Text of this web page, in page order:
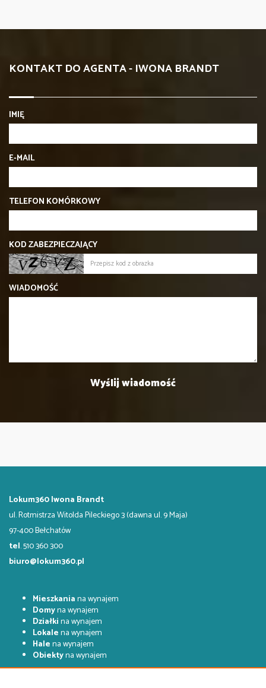
KONTAKT DO AGENTA - IWONA BRANDT
IMIĘ
E-MAIL
TELEFON KOMÓRKOWY
KOD ZABEZPIECZAJĄCY
WIADOMOŚĆ
Lokum360 Iwona Brandt
ul. Rotmistrza Witolda Pileckiego 3 (dawna ul. 9 Maja)
97-400 Bełchatów
tel. 510 360 300
biuro@lokum360.pl
Mieszkaniana wynajem
Domyna wynajem
Działkina wynajem
Lokalena wynajem
Halena wynajem
Obiektyna wynajem